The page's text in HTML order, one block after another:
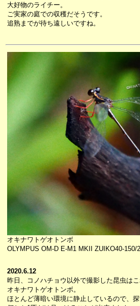
大好物のライチー。
ご実家の庭での収穫だそうです。
追熟までが待ち遠しいですね。
オキナワトゲオトンボ
OLYMPUS OM-D E-M1 MKII ZUIKO40-150/
2020.6.12
昨日、コノハチョウ以外で撮影した昆虫はこ
オキナワトゲオトンボ。
ほとんど薄暗い環境に静止しているので、